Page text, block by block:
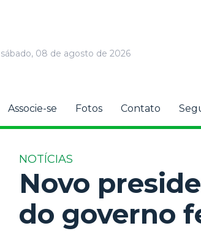
sábado, 08 de agosto de 2026
Associe-se Fotos Contato
NOTÍCIAS
Novo
do governo